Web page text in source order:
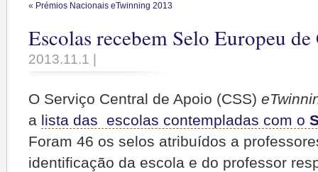
« Prémios Nacionais eTwinning 2013
Escolas recebem Selo Europeu
2013.11.1 |
O Serviço Central de Apoio (CSS)
a lista das escolas contempladas com o
Foram 46 os selos atribuídos a
identificação da escola e do professor